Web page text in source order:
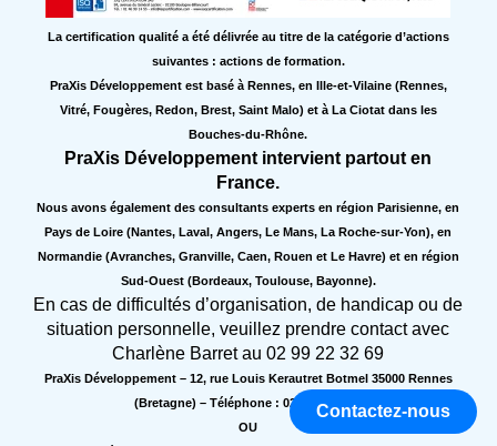
La certification qualité a été délivrée au titre de la catégorie d’actions
suivantes : actions de formation.
PraXis Développement est basé à Rennes, en Ille-et-Vilaine (Rennes,
Vitré, Fougères, Redon, Brest, Saint Malo) et à La Ciotat dans les
Bouches-du-Rhône.
PraXis Développement intervient partout en
France.
Nous avons également des consultants experts en région Parisienne, en
Pays de Loire (Nantes, Laval, Angers, Le Mans, La Roche-sur-Yon), en
Normandie (Avranches, Granville, Caen, Rouen et Le Havre) et en région
Sud-Ouest (Bordeaux, Toulouse, Bayonne).
En cas de difficultés d’organisation, de handicap ou de
situation personnelle, veuillez prendre contact avec
Charlène Barret au 02 99 22 32 69
PraXis Développement – 12, rue Louis Kerautret Botmel 35000 Rennes
(Bretagne) – Téléphone : 02 99 74 07 04
OU
Contactez-nous